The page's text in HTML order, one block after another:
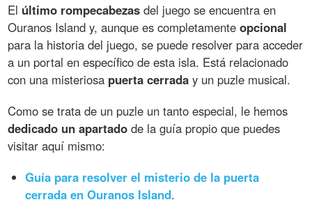
El último rompecabezas del juego se encuentra en
Ouranos Island y, aunque es completamenteopcional
para la historia del juego, se puede resolver para acceder
a un portal en específico de esta isla. Está relacionado
con una misteriosa puerta cerrada y un puzle musical.
Como se trata de un puzle un tanto especial, le hemos
dedicado un apartado de la guía propio que puedes
visitar aquí mismo:
Guía para resolver el misterio de la puerta
cerrada en Ouranos Island.